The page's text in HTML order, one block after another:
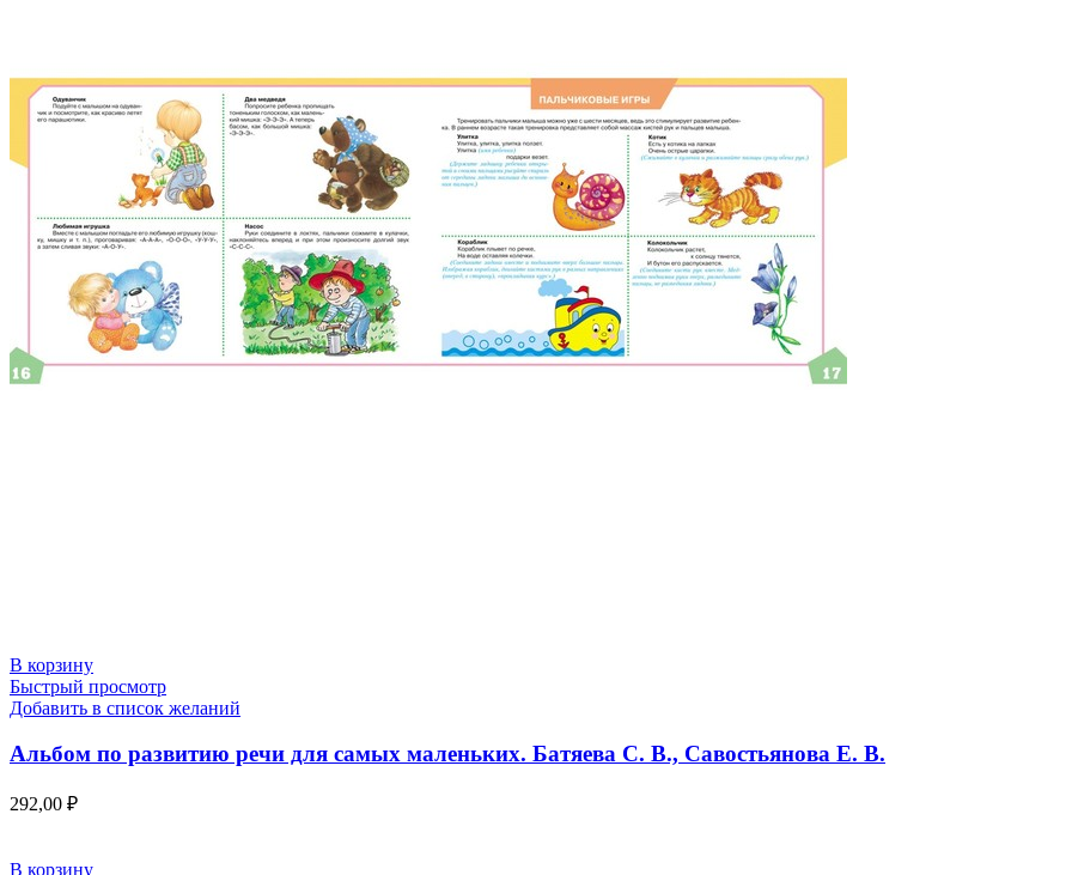
В корзину
Быстрый просмотр
Добавить в список желаний
Альбом по развитию речи для самых маленьких. Батяева С. В., Савостьянова Е. В.
292,00 ₽
В корзину